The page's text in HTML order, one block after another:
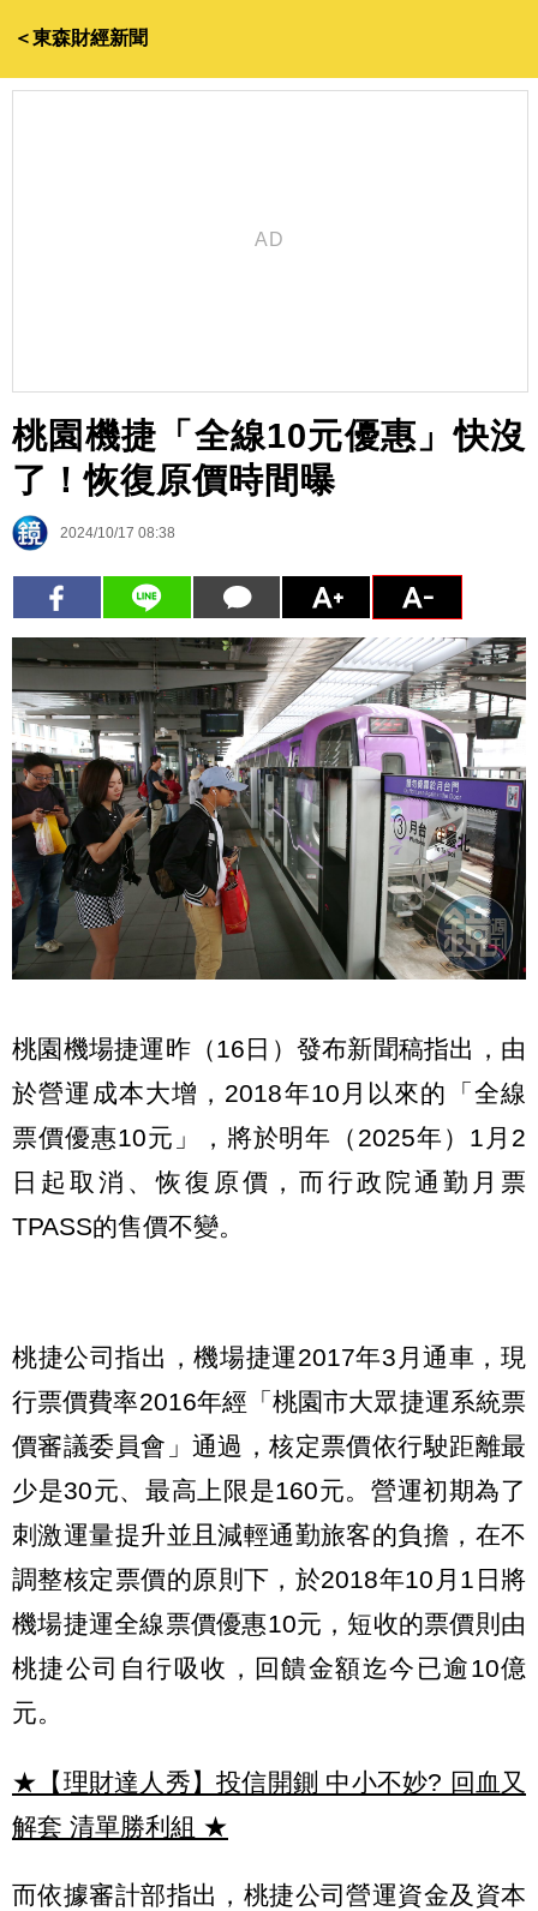
＜東森財經新聞
桃園機捷「全線10元優惠」快沒
了！恢復原價時間曝
2024/10/17 08:38
桃園機場捷運昨（16日）發布新聞稿指出，由
於營運成本大增，2018年10月以來的「全線
票價優惠10元」，將於明年（2025年）1月2
日起取消、恢復原價，而行政院通勤月票
TPASS的售價不變。
桃捷公司指出，機場捷運2017年3月通車，現
行票價費率2016年經「桃園市大眾捷運系統票
價審議委員會」通過，核定票價依行駛距離最
少是30元、最高上限是160元。營運初期為了
刺激運量提升並且減輕通勤旅客的負擔，在不
調整核定票價的原則下，於2018年10月1日將
機場捷運全線票價優惠10元，短收的票價則由
桃捷公司自行吸收，回饋金額迄今已逾10億
元。
★【理財達人秀】投信開鍘 中小不妙? 回血又
解套 清單勝利組 ★
而依據審計部指出，桃捷公司營運資金及資本